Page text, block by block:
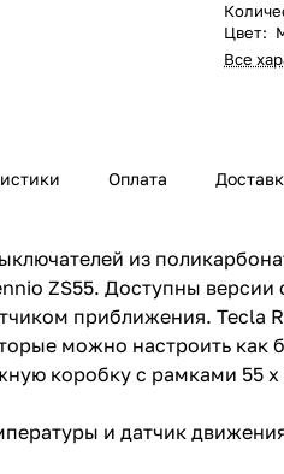
Цвет:
Все
Оплата
из
ZS55. Доступны версии
приближения. Tecla
можно настроить как
коробку с рамками 55 x
и датчик